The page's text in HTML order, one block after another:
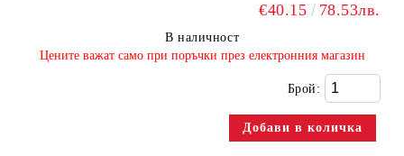
€40.15 78.53лв.
В наличност
​Цените важат само при поръчки през електронния магазин
Брой: